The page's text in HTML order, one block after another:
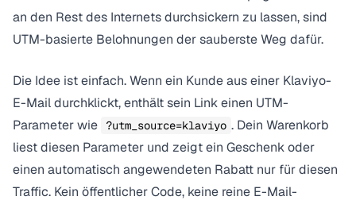
an den Rest des Internets durchsickern zu lassen, sind
UTM-basierte Belohnungen der sauberste Weg dafür.
Die Idee ist einfach. Wenn ein Kunde aus einer Klaviyo-
E-Mail durchklickt, enthält sein Link einen UTM-
Parameter wie
?utm_source=klaviyo . Dein Warenkorb
liest diesen Parameter und zeigt ein Geschenk oder
einen automatisch angewendeten Rabatt nur für diesen
Traffic. Kein öffentlicher Code, keine reine E-Mail-